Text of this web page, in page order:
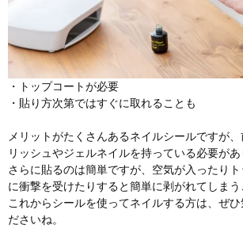
・トップコートが必要
・貼り方次第ではすぐに取れることも
メリットがたくさんあるネイルシールですが
リッシュやジェルネイルを持っている必要があ
さらに貼るのは簡単ですが、空気が入ったり
に衝撃を受けたりすると簡単に剥がれてしまう
これからシールを使ってネイルする方は、ぜひ
ださいね。